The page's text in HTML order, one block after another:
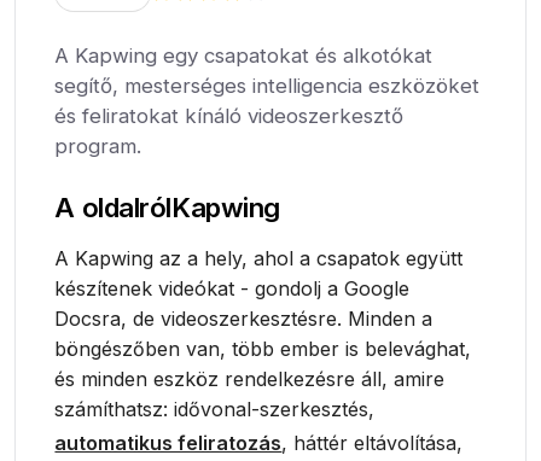
A Kapwing egy csapatokat és alkotókat
segítő, mesterséges intelligencia eszközöket
és feliratokat kínáló videoszerkesztő
program.
A oldalrólKapwing
A Kapwing az a hely, ahol a csapatok együtt
készítenek videókat - gondolj a Google
Docsra, de videoszerkesztésre. Minden a
böngészőben van, több ember is belevághat,
és minden eszköz rendelkezésre áll, amire
számíthatsz: idővonal-szerkesztés,
automatikus feliratozás, háttér eltávolítása,